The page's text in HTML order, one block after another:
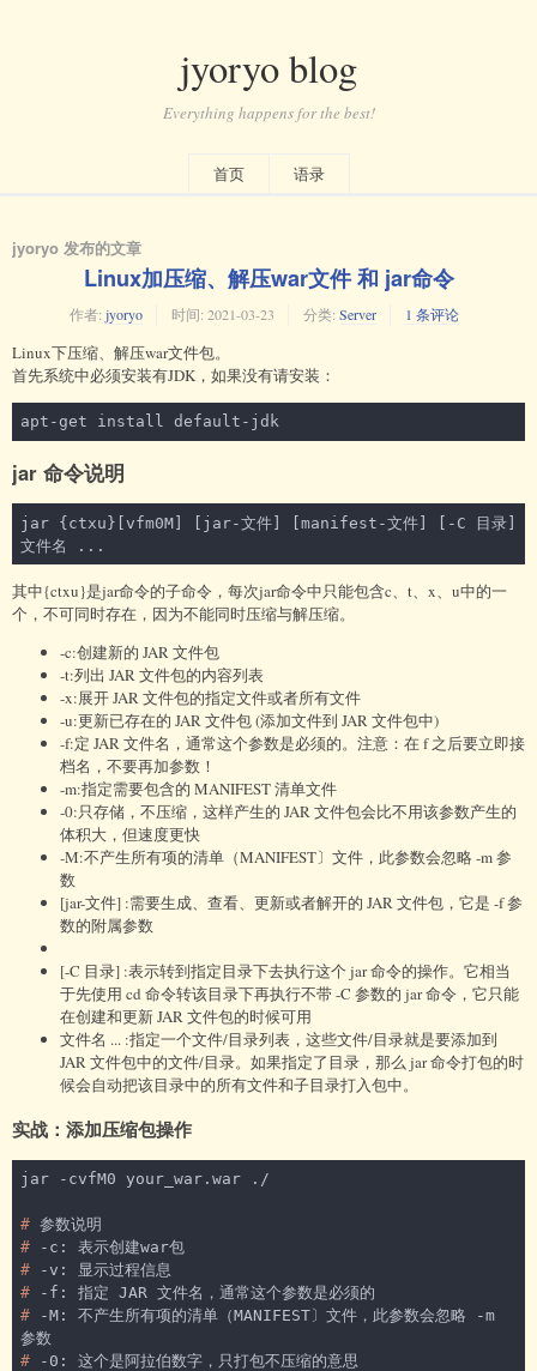
jyoryo blog
Everything happens for the best!
首页 语录
jyoryo 发布的文章
Linux加压缩、解压war文件 和 jar命令
作者: jyoryo 时间: 2021-03-23 分类: Server 1 条评论
Linux下压缩、解压war文件包。
首先系统中必须安装有JDK，如果没有请安装：
apt-get install default-jdk
jar 命令说明
jar {ctxu}[vfm0M] [jar-文件] [manifest-文件] [-C 目录]
其中{ctxu}是jar命令的子命令，每次jar命令中只能包含c、t、x、u中的一
个，不可同时存在，因为不能同时压缩与解压缩。
-c:创建新的 JAR 文件包
-t:列出 JAR 文件包的内容列表
-x:展开 JAR 文件包的指定文件或者所有文件
-u:更新已存在的 JAR 文件包 (添加文件到 JAR 文件包中)
-f:定 JAR 文件名，通常这个参数是必须的。注意：在 f 之后要立即接
档名，不要再加参数！
-m:指定需要包含的 MANIFEST 清单文件
-0:只存储，不压缩，这样产生的 JAR 文件包会比不用该参数产生的
体积大，但速度更快
-M:不产生所有项的清单（MANIFEST〕文件，此参数会忽略 -m 参
数
[jar-文件] :需要生成、查看、更新或者解开的 JAR 文件包，它是 -f 参
数的附属参数
[-C 目录] :表示转到指定目录下去执行这个 jar 命令的操作。它相当
于先使用 cd 命令转该目录下再执行不带 -C 参数的 jar 命令，它只能
在创建和更新 JAR 文件包的时候可用
文件名 ... :指定一个文件/目录列表，这些文件/目录就是要添加到
JAR 文件包中的文件/目录。如果指定了目录，那么 jar 命令打包的时
候会自动把该目录中的所有文件和子目录打入包中。
实战：添加压缩包操作
# 参数说明
# -c: 表示创建war包
# -v: 显示过程信息
# -f: 指定 JAR 文件名，通常这个参数是必须的
# -M: 不产生所有项的清单（MANIFEST〕文件，此参数会忽略 -m
参数
# -0: 这个是阿拉伯数字，只打包不压缩的意思